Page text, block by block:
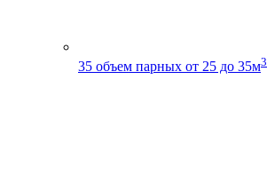
35 объем парных от 25 до 35м3